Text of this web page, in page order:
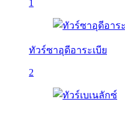
1
ทัวร์ซาอุดีอาระเบีย
2